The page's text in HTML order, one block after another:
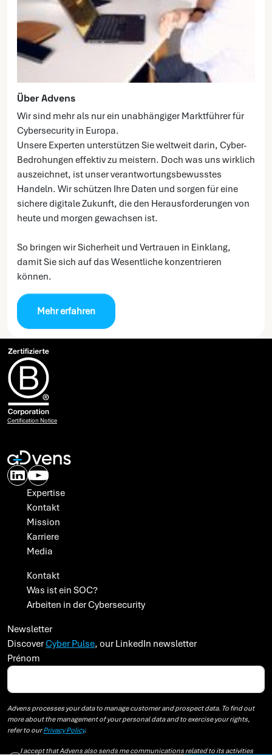
Über Advens
Wir sind mehr als nur ein unabhängiger Marktführer für
Cybersecurity in Europa.
Unsere Experten unterstützen Sie weltweit darin, Cyber-
Bedrohungen effektiv zu meistern. Doch was uns wirklich
auszeichnet, ist unser verantwortungsbewusstes
Handeln. Wir schützen Ihre Daten und sorgen für eine
sichere digitale Zukunft, die den Herausforderungen von
heute und morgen gewachsen ist.
So bringen wir Sicherheit und Vertrauen in Einklang,
damit Sie sich auf das Wesentliche konzentrieren
können.
Mehr erfahren
Certification Notice
Expertise
Kontakt
Mission
Karriere
Media
Kontakt
Was ist ein SOC?
Arbeiten in der Cybersecurity
Newsletter
DiscoverCyber Pulse, our LinkedIn newsletter
Prénom
Advens processes your data to manage customer and prospect data. To find out
more about the management of your personal data and to exercise your rights,
refer to ourPrivacy Policy.
I accept that Advens also sends me communications related to its activities